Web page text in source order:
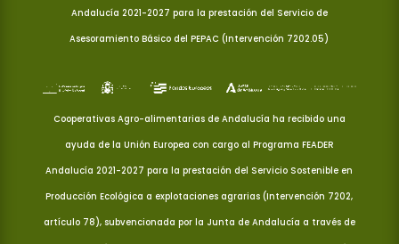
Andalucía 2021-2027 para la prestación del Servicio de
Asesoramiento Básico del PEPAC (Intervención 7202.05)
Cooperativas Agro-alimentarias de Andalucía ha recibido una
ayuda de la Unión Europea con cargo al Programa FEADER
Andalucía 2021-2027 para la prestación del Servicio Sostenible en
Producción Ecológica a explotaciones agrarias (Intervención 7202,
artículo 78), subvencionada por la Junta de Andalucía a través de